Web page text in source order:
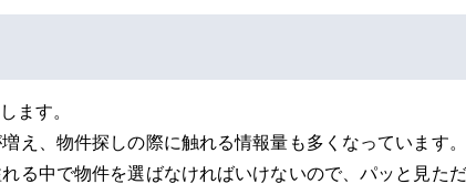
ます。
え、物件探しの際に触れる情報量も多くなっています
る中で物件を選ばなければいけないので、パッと見た